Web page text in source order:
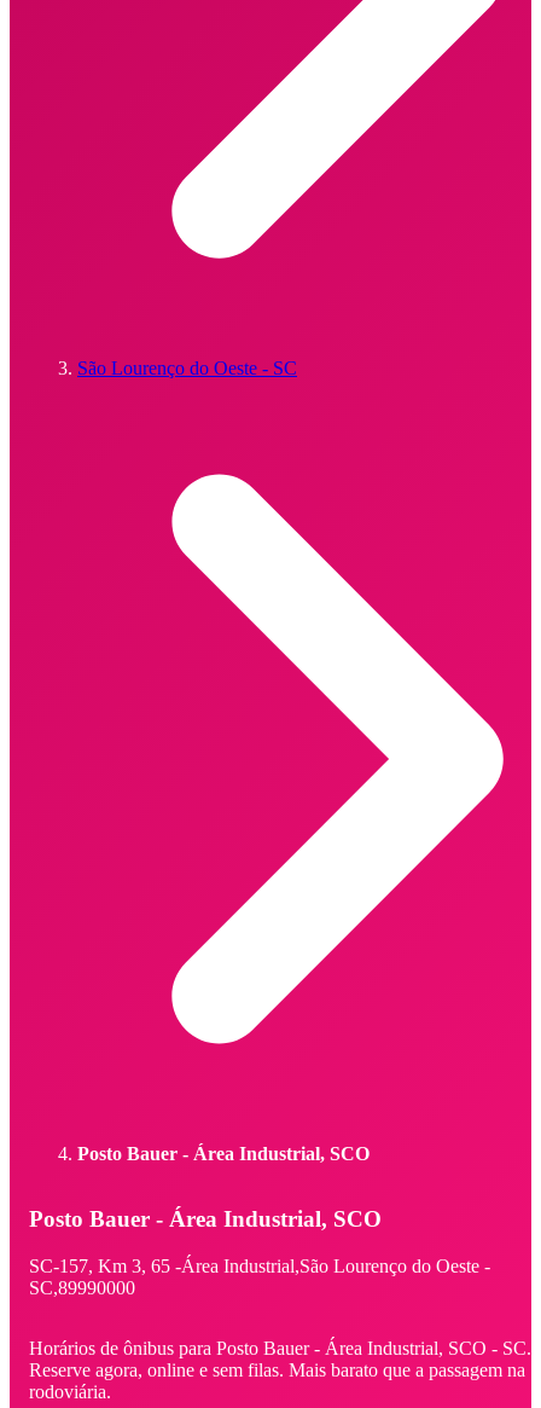
São Lourenço do Oeste - SC
Posto Bauer - Área Industrial, SCO
Posto Bauer - Área Industrial, SCO
SC-157, Km 3, 65 -Área Industrial,São Lourenço do Oeste -
SC,89990000
Horários de ônibus para Posto Bauer - Área Industrial, SCO - SC.
Reserve agora, online e sem filas. Mais barato que a passagem na
rodoviária.